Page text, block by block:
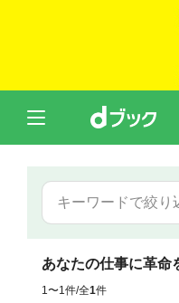
あなたの仕事に革命
1〜1件/全1件